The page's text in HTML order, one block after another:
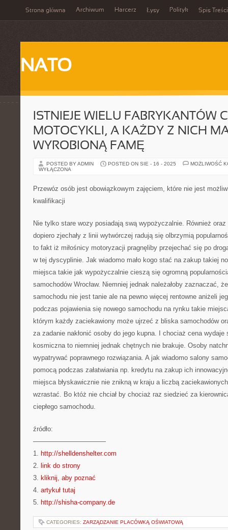
Strona główna Archiwum Harcerz Łysy Polityk Spis Treści
NATO
ISTNIEJE WIELU FABRYKANTÓW
MOTOCYKLI, A KAŻDY Z NICH
WYROBIONĄ FAMĘ
POSTED BY ADMIN POSTED ON SIE - 16 - 2025
MOŻLIWOŚĆ
WYŁĄCZONA
Przewóz osób jest obowiązkowym zajęciem, które nie jest
kwalifikacji
Nie tylko stare wozy posiadają swą wypożyczalnie. Również
dopiero zjechały z linii wytwórczej radują się olbrzymią
to fakt iż miłośnicy motoryzacji pragnęliby przejechać się po
w tej dyscyplinie. Jak wiadomo mało kogo stać na zakup takiej
miejsca takie jak wypożyczalnie cieszą się ogromną
samochodów Wrocław. Niemniej jednak należałoby zaznaczać,
samochodu nie jest tanie ale na pewno więcej rentowne aniżeli
podczas pojawienia się nowego samochodu na rynku takie
którym każdy zaciekawiony może ujrzeć z bliska samochodów
za zadanie nakłonić osoby do jego kupna. I chociaż cena wydaje
kosmiczna to niemniej jednak chętnych nie brakuje. Osoby
wypatrywać poprawnego rozwiązania. A jak wiadomo salony
pomocą podczas załatwiania np. kredytu na zakup ich
miejsca błyskawicznie nie znikną w kraju a liczbą
wzrastać. Bo któż nie chciał by chociaż raz siedzieć za
ciepłego samochodu.
źródło:
———————————
1. http://shelldenshelter.com
2. link do strony
3. kliknij, aby poznać
4. artykuł tutaj
5. http://shisha-company.de
CATEGORIES: ZARZĄDZANIE PLACÓWKĄ OŚWIATOWĄ